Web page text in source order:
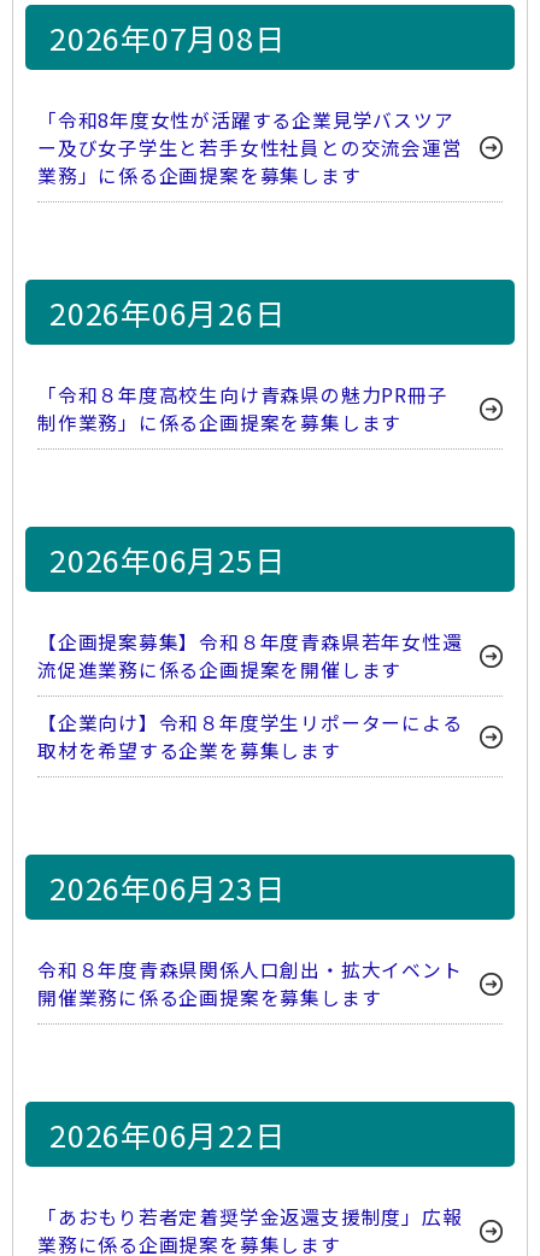
2026年07月08日
「令和8年度女性が活躍する企業見学バスツア
ー及び女子学生と若手女性社員との交流会運営
業務」に係る企画提案を募集します
2026年06月26日
「令和８年度高校生向け青森県の魅力PR冊子
制作業務」に係る企画提案を募集します
2026年06月25日
【企画提案募集】令和８年度青森県若年女性還
流促進業務に係る企画提案を開催します
【企業向け】令和８年度学生リポーターによる
取材を希望する企業を募集します
2026年06月23日
令和８年度青森県関係人口創出・拡大イベント
開催業務に係る企画提案を募集します
2026年06月22日
「あおもり若者定着奨学金返還支援制度」広報
業務に係る企画提案を募集します